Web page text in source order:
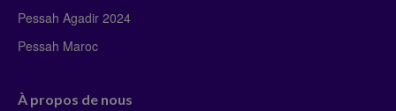
Pessah Agadir 2024
Pessah Maroc
À propos de nous